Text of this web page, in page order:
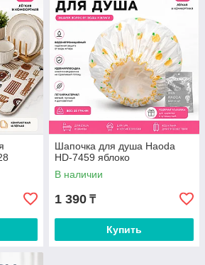
Шапочка для душа Haoda
HD-7459 яблоко
В наличии
1 390 ₸
Купить